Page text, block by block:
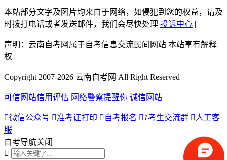
本站部分文字及图片均来自于网络，如侵犯到您的权益，请及
时拨打电话或者发送邮件，我们会尽快处理 投诉中心 |
声明：云南自考网属于自考信息交流民间网站 本站享有解释
权
Copyright 2007-2026 云南自考网 All Right Reserved
可信网站信用评估 网络警察提醒你 诚信网站
微信公众号 准考证打印  自考报名  1考生交流群  人工客
服
自考导航关闭
